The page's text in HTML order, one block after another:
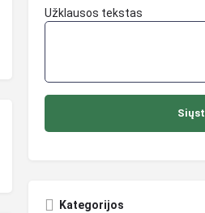
Užklausos tekstas
Kategorijos